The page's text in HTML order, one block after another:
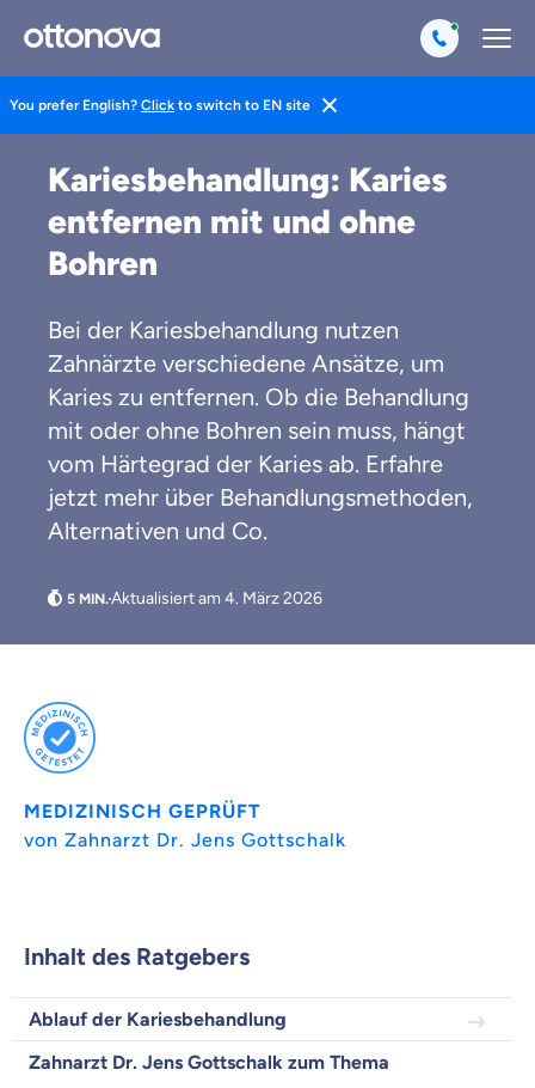
You prefer English? Click to switch to EN site
Gesund Leben
Kariesbehandlung: Karies
entfernen mit und ohne
Bohren
Bei der Kariesbehandlung nutzen
Zahnärzte verschiedene Ansätze, um
Karies zu entfernen. Ob die Behandlung
mit oder ohne Bohren sein muss, hängt
vom Härtegrad der Karies ab. Erfahre
jetzt mehr über Behandlungsmethoden,
Alternativen und Co.
Aktualisiert am 4. März 2026
MEDIZINISCH GEPRÜFT
von Zahnarzt Dr. Jens Gottschalk
Inhalt des Ratgebers
Ablauf der Kariesbehandlung
Zahnarzt Dr. Jens Gottschalk zum Thema
Weil es uns wichtig ist, dass
du dich gut beraten fühlst.
uns entscheidest.
Wir helfen dir dabei Unterschiede in
Versicherungen zu verstehen